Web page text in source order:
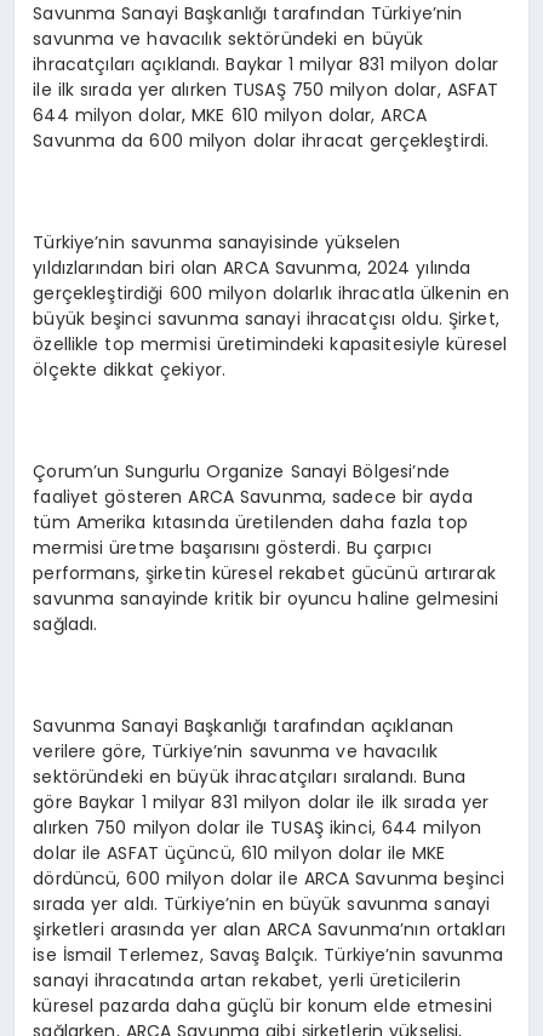
Savunma Sanayi Başkanlığı tarafından Türkiye’nin
savunma ve havacılık sektöründeki en büyük
ihracatçıları açıklandı. Baykar 1 milyar 831 milyon dolar
ile ilk sırada yer alırken TUSAŞ 750 milyon dolar, ASFAT
644 milyon dolar, MKE 610 milyon dolar, ARCA
Savunma da 600 milyon dolar ihracat gerçekleştirdi.
Türkiye’nin savunma sanayisinde yükselen
yıldızlarından biri olan ARCA Savunma, 2024 yılında
gerçekleştirdiği 600 milyon dolarlık ihracatla ülkenin en
büyük beşinci savunma sanayi ihracatçısı oldu. Şirket,
özellikle top mermisi üretimindeki kapasitesiyle küresel
ölçekte dikkat çekiyor.
Çorum’un Sungurlu Organize Sanayi Bölgesi’nde
faaliyet gösteren ARCA Savunma, sadece bir ayda
tüm Amerika kıtasında üretilenden daha fazla top
mermisi üretme başarısını gösterdi. Bu çarpıcı
performans, şirketin küresel rekabet gücünü artırarak
savunma sanayinde kritik bir oyuncu haline gelmesini
sağladı.
Savunma Sanayi Başkanlığı tarafından açıklanan
verilere göre, Türkiye’nin savunma ve havacılık
sektöründeki en büyük ihracatçıları sıralandı. Buna
göre Baykar 1 milyar 831 milyon dolar ile ilk sırada yer
alırken 750 milyon dolar ile TUSAŞ ikinci, 644 milyon
dolar ile ASFAT üçüncü, 610 milyon dolar ile MKE
dördüncü, 600 milyon dolar ile ARCA Savunma beşinci
sırada yer aldı. Türkiye’nin en büyük savunma sanayi
şirketleri arasında yer alan ARCA Savunma’nın ortakları
ise İsmail Terlemez, Savaş Balçık. Türkiye’nin savunma
sanayi ihracatında artan rekabet, yerli üreticilerin
küresel pazarda daha güçlü bir konum elde etmesini